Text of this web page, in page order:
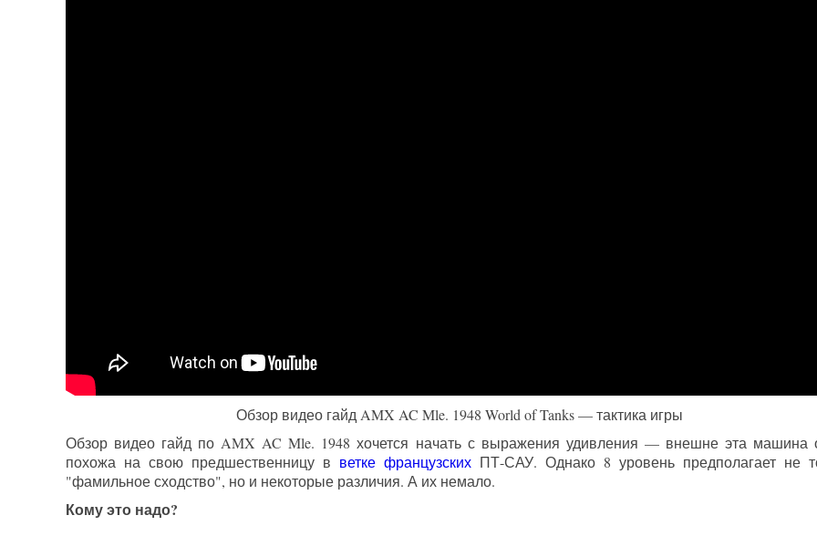
Обзор видео гайд AMX AC Mle. 1948 World of Tanks — тактика игры
Обзор видео гайд по AMX AC Mle. 1948 хочется начать с выражения удивления — внешне эта машина
похожа на свою предшественницу в ветке французских ПТ-САУ. Однако 8 уровень предполагает не
"фамильное сходство", но и некоторые различия. А их немало.
Кому это надо?